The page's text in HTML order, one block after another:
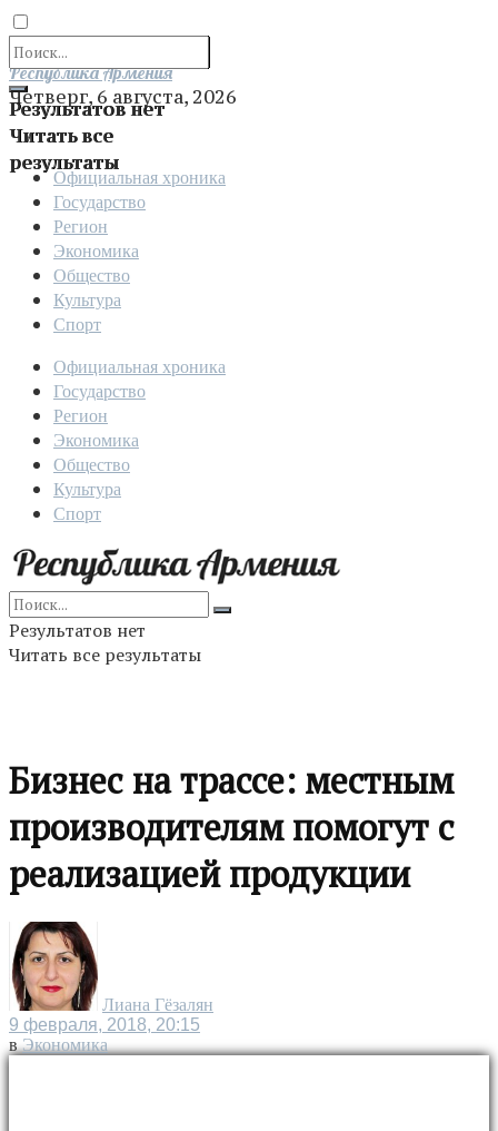
Результатов нет
Читать все
результаты
Отправить
Республика Армения
Четверг, 6 августа, 2026
Официальная хроника
Государство
Регион
Экономика
Общество
Культура
Спорт
Официальная хроника
Государство
Регион
Экономика
Общество
Культура
Спорт
Результатов нет
Читать все результаты
Бизнес на трассе: местным
производителям помогут с
реализацией продукции
Лиана Гёзалян
9 февраля, 2018, 20:15
в Экономика